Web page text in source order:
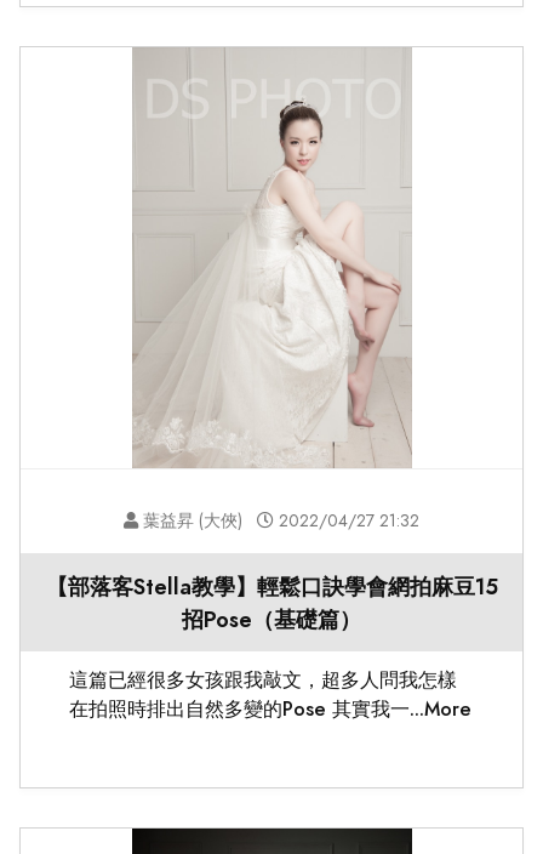
葉益昇 (大俠) 2022/04/27 21:32
【部落客Stella教學】輕鬆口訣學會網拍麻豆15
招Pose（基礎篇）
這篇已經很多女孩跟我敲文，超多人問我怎樣
在拍照時排出自然多變的Pose 其實我一...More